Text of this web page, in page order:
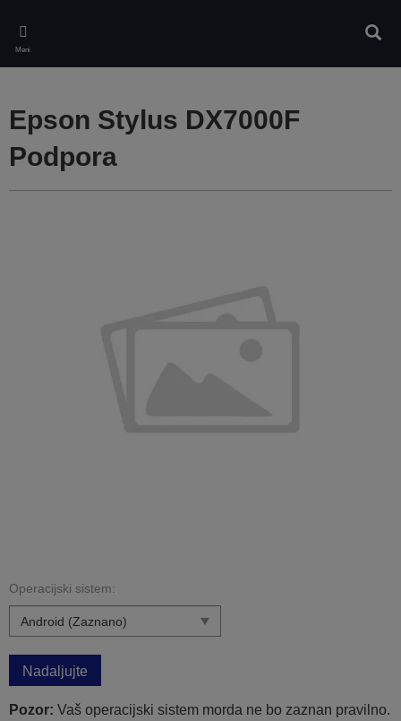
main
content
Meni
Epson Stylus DX7000F
Podpora
Operacijski sistem:
Nadaljujte
Pozor: Vaš operacijski sistem morda ne bo zaznan pravilno.